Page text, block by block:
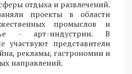
отдыха и развлечений.
проекты в области
промыслов и
- арт-индустрии. В
участвуют представители
рекламы, гастрономии и
направлений.